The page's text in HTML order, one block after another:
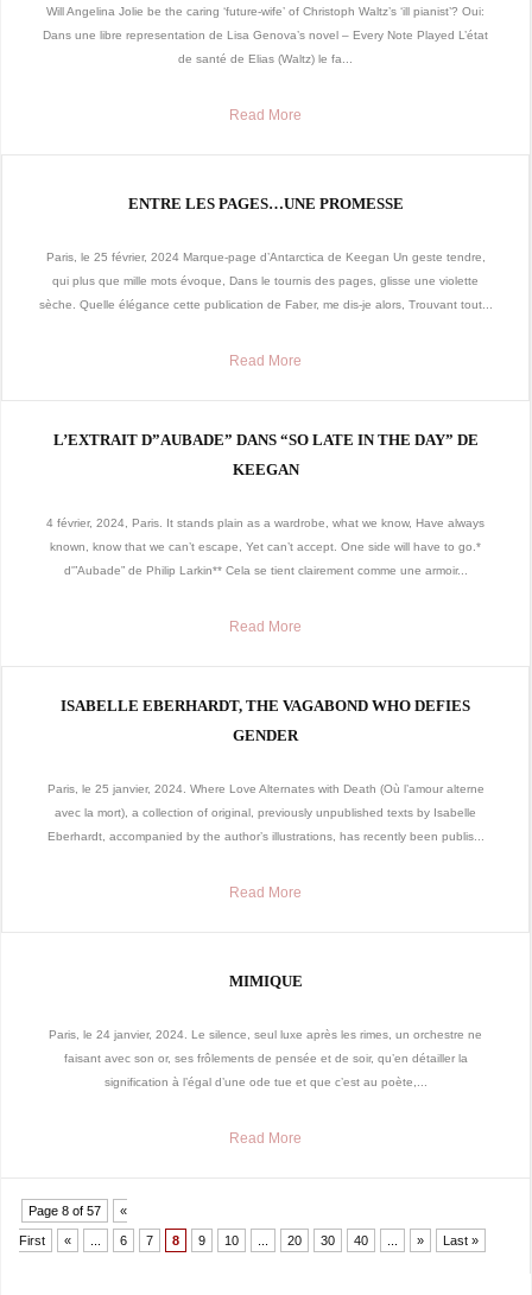
Will Angelina Jolie be the caring ‘future-wife’ of Christoph Waltz’s ‘ill pianist’? Oui:
Dans une libre representation de Lisa Genova’s novel – Every Note Played L’état
de santé de Elias (Waltz) le fa...
Read More
ENTRE LES PAGES…UNE PROMESSE
Paris, le 25 février, 2024 Marque-page d’Antarctica de Keegan Un geste tendre,
qui plus que mille mots évoque, Dans le tournis des pages, glisse une violette
sèche. Quelle élégance cette publication de Faber, me dis-je alors, Trouvant tout...
Read More
L’EXTRAIT D”AUBADE” DANS “SO LATE IN THE DAY” DE
KEEGAN
4 février, 2024, Paris. It stands plain as a wardrobe, what we know, Have always
known, know that we can’t escape, Yet can’t accept. One side will have to go.*
d'”Aubade” de Philip Larkin** Cela se tient clairement comme une armoir...
Read More
ISABELLE EBERHARDT, THE VAGABOND WHO DEFIES
GENDER
Paris, le 25 janvier, 2024. Where Love Alternates with Death (Où l’amour alterne
avec la mort), a collection of original, previously unpublished texts by Isabelle
Eberhardt, accompanied by the author’s illustrations, has recently been publis...
Read More
MIMIQUE
Paris, le 24 janvier, 2024. Le silence, seul luxe après les rimes, un orchestre ne
faisant avec son or, ses frôlements de pensée et de soir, qu’en détailler la
signification à l’égal d’une ode tue et que c’est au poète,...
Read More
Page 8 of 57 «
First « 6 7 8 9 10 20 30 40 » Last »